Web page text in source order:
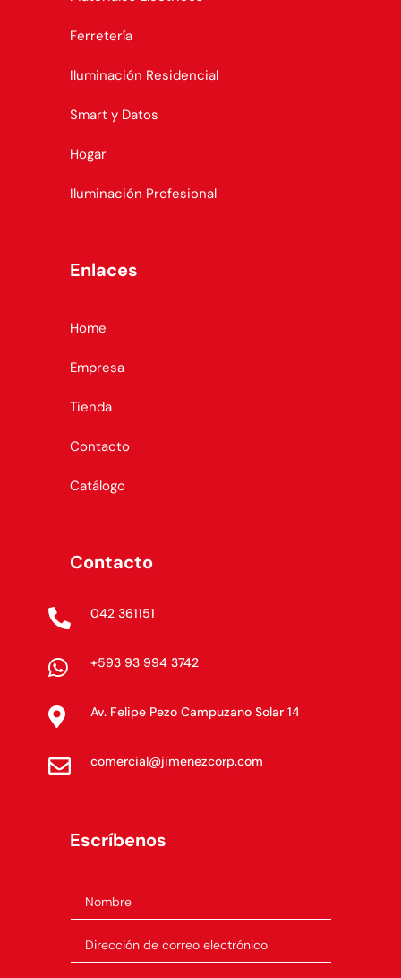
Ferretería
Iluminación Residencial
Smart y Datos
Hogar
Iluminación Profesional
Enlaces
Home
Empresa
Tienda
Contacto
Catálogo
Contacto
 042 361151
 +593 93 994 3742
 Av. Felipe Pezo Campuzano Solar 14
 comercial@jimenezcorp.com
Escríbenos